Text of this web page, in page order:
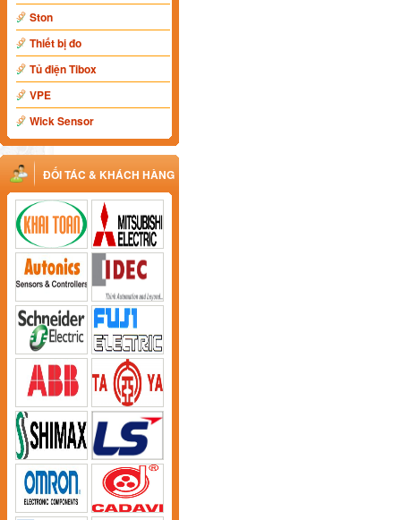
Ston
Thiết bị đo
Tủ điện Tibox
VPE
Wick Sensor
ĐỐI TÁC & KHÁCH HÀNG